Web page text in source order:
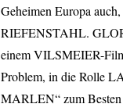
Geheimen Europa
RIEFENSTAHL.
einemVILSMEIER-
Problem, in die Rolle
MARLEN“ zum Besten